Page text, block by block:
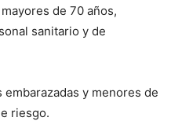
de 70 años,
sanitario y de
y menores de
riesgo.